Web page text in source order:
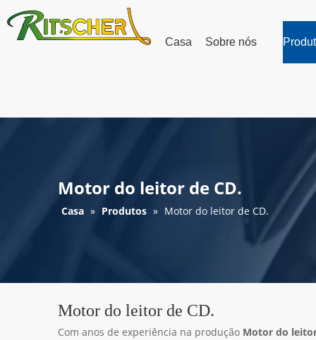
Casa Sobre nós
Motor do leitor de CD.
Casa » Produtos » Motor do leitor de CD.
Motor do leitor de CD.
Com anos de experiência na produção Motor do